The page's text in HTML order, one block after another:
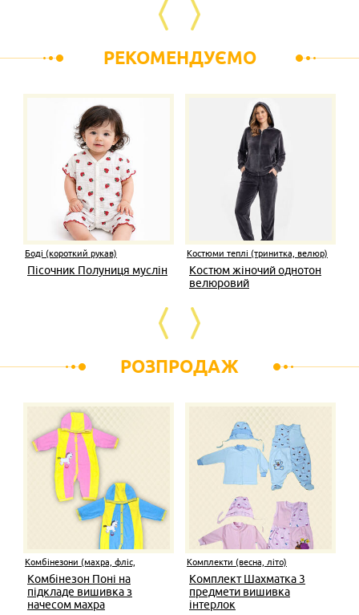
РЕКОМЕНДУЄМО
Боді (короткий рукав)
Пісочник Полуниця муслін
Костюми теплі (тринитка, велюр)
Костюм жіночий однотон
велюровий
РОЗПРОДАЖ
Комбінезони (махра, фліс,
капітон)
Комбінезон Поні на
підкладе вишивка з
начесом махра
Комплекти (весна, літо)
Комплект Шахматка 3
предмети вишивка
інтерлок